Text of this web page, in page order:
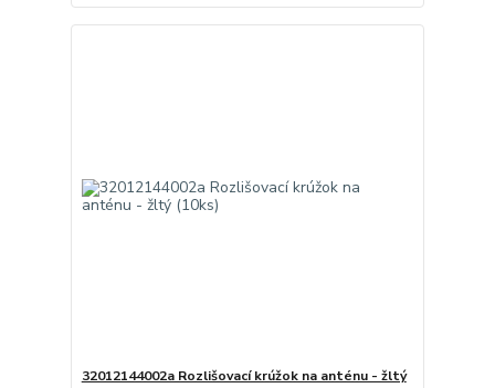
32012144002a Rozlišovací krúžok na anténu - žltý